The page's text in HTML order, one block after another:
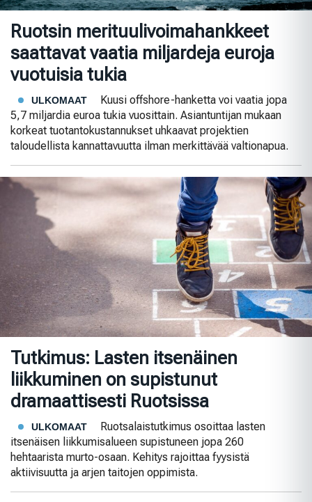
Ruotsin merituulivoimahankkeet
saattavat vaatia miljardeja euroja
vuotuisia tukia
ULKOMAAT
Kuusi offshore-hanketta voi vaatia jopa
5,7 miljardia euroa tukia vuosittain. Asiantuntijan mukaan
korkeat tuotantokustannukset uhkaavat projektien
taloudellista kannattavuutta ilman merkittävää valtionapua.
Tutkimus: Lasten itsenäinen
liikkuminen on supistunut
dramaattisesti Ruotsissa
ULKOMAAT
Ruotsalaistutkimus osoittaa lasten
itsenäisen liikkumisalueen supistuneen jopa 260
hehtaarista murto-osaan. Kehitys rajoittaa fyysistä
aktiivisuutta ja arjen taitojen oppimista.